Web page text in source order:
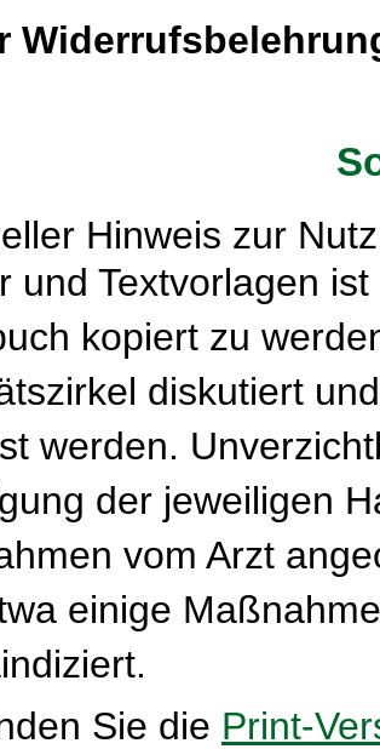
Hinweis zur
und Textvorlagen
kopiert zu
diskutiert
werden.
der jeweiligen
vom Arzt
einige
Sie die Print-